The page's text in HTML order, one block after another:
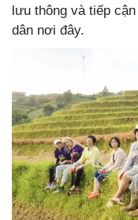
lưu thông và tiếp
dân nơi đây.